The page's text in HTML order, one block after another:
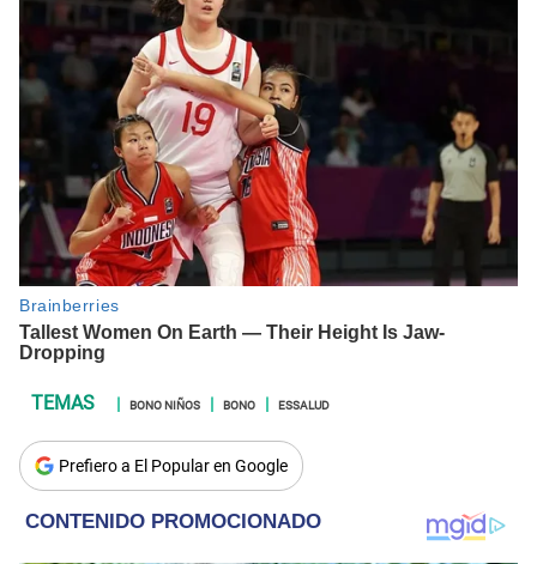
BONO NIÑOS BONO ESSALUD
Prefiero a El Popular en Google